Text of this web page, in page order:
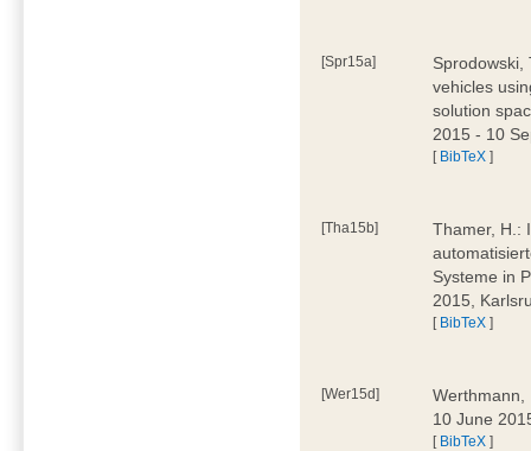
[Spr15a]
Sprodowski,
vehicles
solution
2015 - 10
[ BibTeX ]
[Tha15b]
Thamer, H.:
Systeme in
2015,
[ BibTeX ]
[Wer15d]
Werthmann,
10 June
[ BibTeX ]